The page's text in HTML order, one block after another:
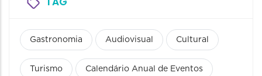
Gastronomia Audiovisual Cultural
Turismo Calendário Anual de Eventos